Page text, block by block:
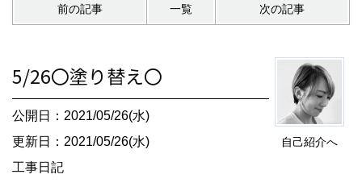
前の記事 一覧 次の記事
自己紹介へ
5/26〇塗り替え〇
公開日：2021/05/26(水)
更新日：2021/05/26(水)
工事日記